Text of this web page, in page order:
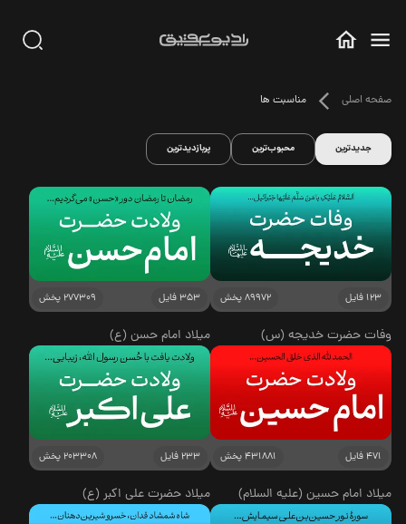
صفحه اصلی مناسبت ها
جدیدترین محبوب‌ترین پربازدیدترین
123 فایل 89972 پخش
وفات حضرت خدیجه (س)
353 فایل 277309 پخش
میلاد امام حسن (ع)
471 فایل 431881 پخش
میلاد امام حسین (علیه السلام)
233 فایل 203308 پخش
میلاد حضرت علی اکبر (ع)